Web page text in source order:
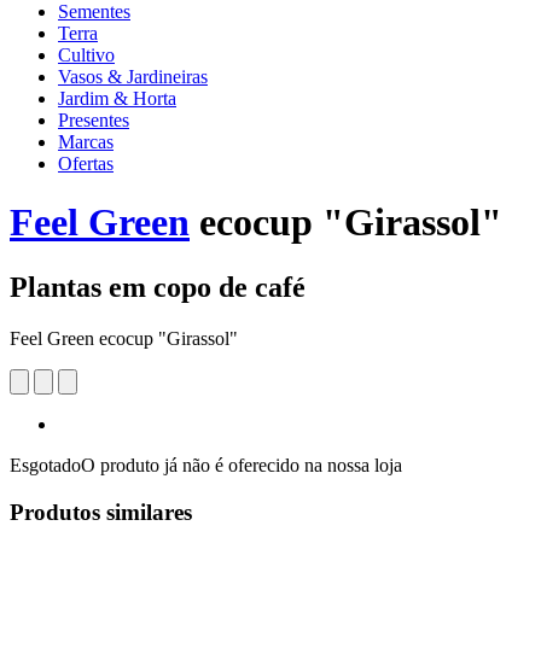
Sementes
Terra
Cultivo
Vasos & Jardineiras
Jardim & Horta
Presentes
Marcas
Ofertas
Feel Green ecocup "Girassol"
Plantas em copo de café
Feel Green ecocup "Girassol"
EsgotadoO produto já não é oferecido na nossa loja
Produtos similares